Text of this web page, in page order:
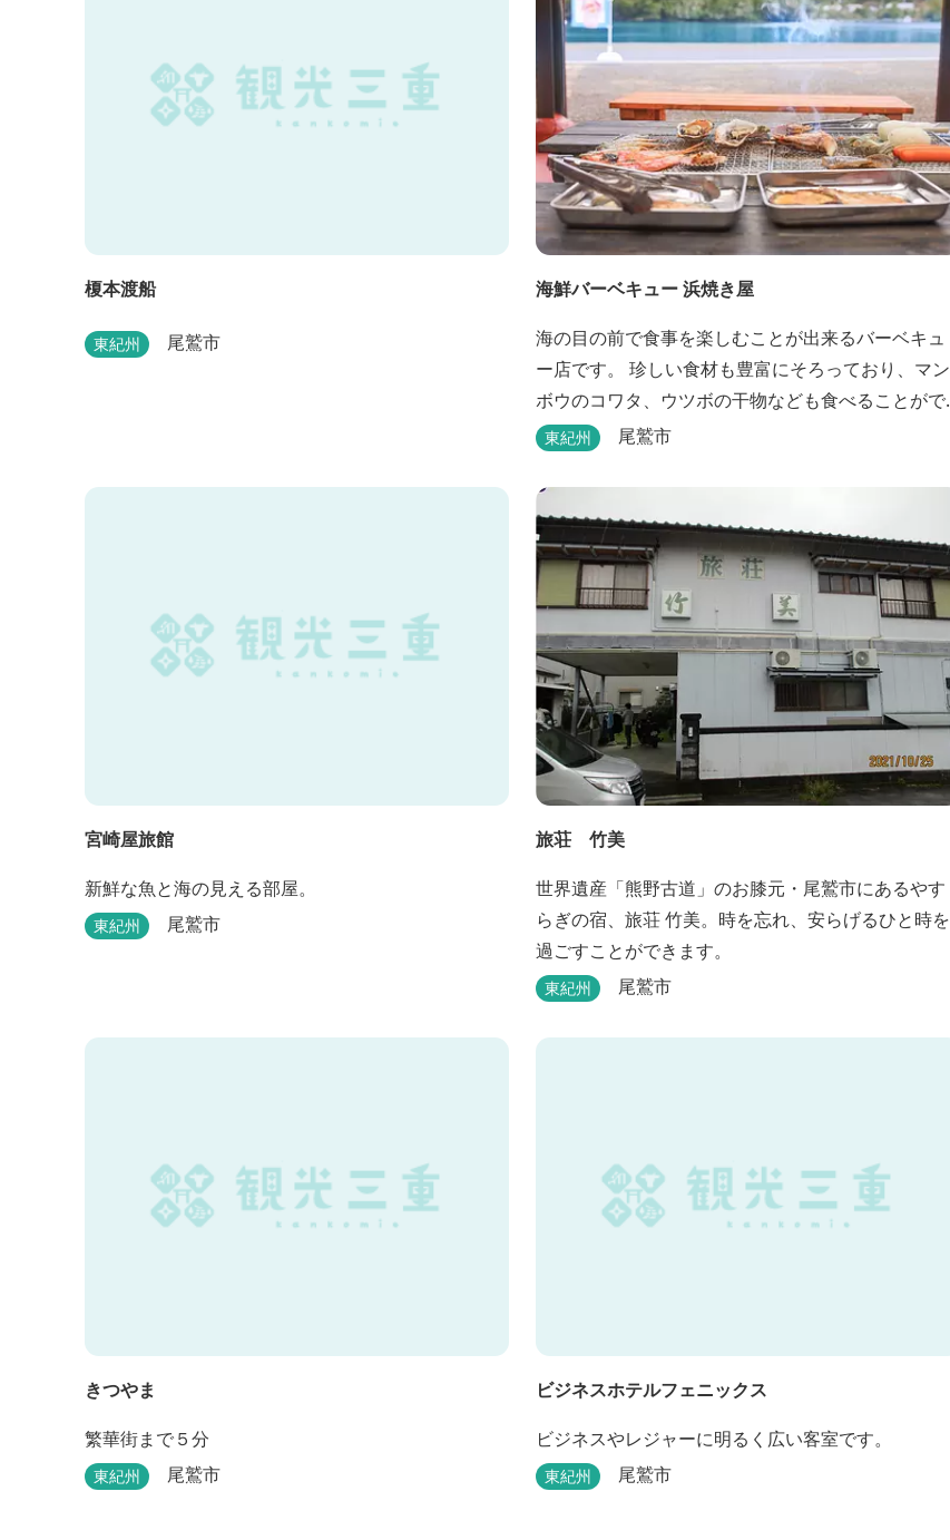
榎本渡船
東紀州 尾鷲市
海鮮バーベキュー 浜焼き屋
海の目の前で食事を楽しむことが出来るバーベキュ
ー店です。 珍しい食材も豊富にそろっており、マン
ボウのコワタ、ウツボの干物なども食べることがで
きます。
東紀州 尾鷲市
宮崎屋旅館
新鮮な魚と海の見える部屋。
東紀州 尾鷲市
旅荘 竹美
世界遺産「熊野古道」のお膝元・尾鷲市にあるやす
らぎの宿、旅荘 竹美。時を忘れ、安らげるひと時を
過ごすことができます。
東紀州 尾鷲市
きつやま
繁華街まで５分
東紀州 尾鷲市
ビジネスホテルフェニックス
ビジネスやレジャーに明るく広い客室です。
東紀州 尾鷲市